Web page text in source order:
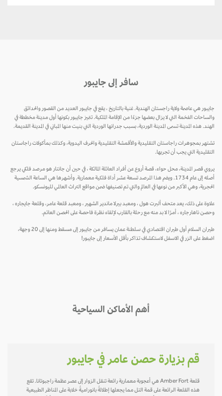
سافر إلى جايبور
جايبور هي عاصمة ولاية راجستان الهندية. غنية بالتاريخ ، يقع في جايبور العديد من القصور والحدائق
والساحات الفخمة التي لا يزال بعضها جزءًا من الإقامة الملكية. تتميز جايبور بكونها أول مدينة مخططة في
الهند. هذه المدينة تسمى المدينة الوردية، بسبب جدرانها الوردية التي بنيت منها المباني في المدينة القديمة.
تشتهر بمجوهرات راجاستان التقليدية والأقمشة التقليدية والحرف اليدوية، وكذلك بمأكولات راجاستان
التقليدية التي يجب أن تجربها.
يروي قصر المدينة، محل حواء، قصة أروع عن أفراد العائلة المالكة ، في حين أن جانتار هو مرصد فلكي يرجع
أصله إلى عام 1734. ويضم هذا المرصد تسعة عشر أداة فلكية معمارية. وأشهرها هي الساعة الشمسية
الحجرية، وهي الأكبر من نوعها في العالم والتي تم تصنيفها ضمن مواقع التراث العالمي لليونسكو.
علاوة على ذلك، يعد متحف ألبرت هول ، ومعبد بيرلا ماندير الشهير ، ومعبد قلعة عامر، وقلعة جايجاره ،
وحصن ناهارجاره ، أمرًا لا بد منه مع رحلة بالقارب لإلقاء نظرة فاحصة على الحصن العائم.
طيران السلام أول طيران اقتصادي في سلطنة عمان يسافر من جايبور إلى مسقط ومنها إلى 20 وجهة،
اضغط على الزر في الاسفل لاستكشاف تذاكر بأقل الأسعار إلى جايبور!
أهم الأماكن السياحية
قم بزيارة حصن عامر في جايبور
قلعة Amber Fort هي أعجوبة معمارية رائعة تنقل الزوار إلى عصر عظمة راجبوتانا. تقع
هذه القلعة الرائعة على قمة التل مما يجعلها إطلالةً بانوراميةً خلابة على المناظر الطبيعية